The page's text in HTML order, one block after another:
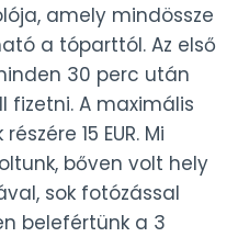
amely mindössze
a tóparttól. Az első
30 perc után
fizetni. A maximális
15 EUR. Mi
bőven volt hely
sok fotózással
belefértünk a 3